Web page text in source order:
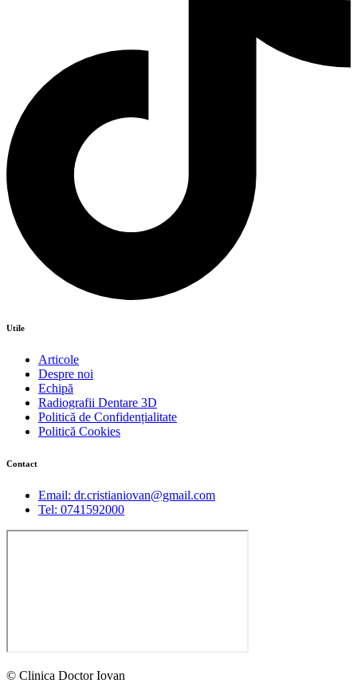
Utile
Articole
Despre noi
Echipă
Radiografii Dentare 3D
Politică de Confidențialitate
Politică Cookies
Contact
Email: dr.cristianiovan@gmail.com
Tel: 0741592000
© Clinica Doctor Iovan